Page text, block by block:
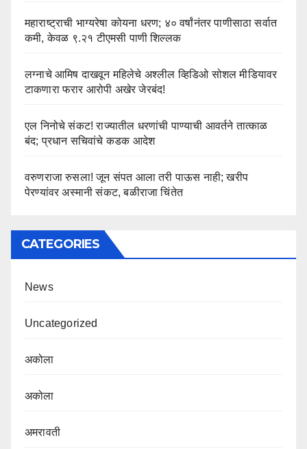
महाराष्ट्राची भाग्यरेषा कोयना धरण; ४० वर्षांनंतर पाणीसाठा सर्वात
कमी, केवळ ९.२१ टीएमसी पाणी शिल्लक
लग्नाचे आमिष दाखवून महिलेचे अश्लील व्हिडिओ सोशल मीडियावर
टाकणारा फरार आरोपी अखेर जेरबंद!
एल निनोचे संकट! राज्यातील धरणांची पाण्याची आवर्तने तात्काळ
बंद; प्रधान सचिवांचे कडक आदेश
वरुणराजा रुसला! जून संपत आला तरी पाऊस नाही; खरीप
पेरण्यांवर अस्मानी संकट, बळीराजा चिंतेत
CATEGORIES
News
Uncategorized
अकोला
अकोला
अमरावती